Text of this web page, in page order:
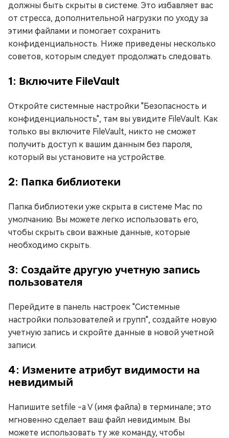
должны быть скрыты в системе. Это избавляет вас
от стресса, дополнительной нагрузки по уходу за
этими файлами и помогает сохранить
конфиденциальность. Ниже приведены несколько
советов, которым следует продолжать следовать.
1: Включите FileVault
Откройте системные настройки "Безопасность и
конфиденциальность", там вы увидите FileVault. Как
только вы включите FileVault, никто не сможет
получить доступ к вашим данным без пароля,
который вы установите на устройстве.
2: Папка библиотеки
Папка библиотеки уже скрыта в системе Mac по
умолчанию. Вы можете легко использовать его,
чтобы скрыть свои важные данные, которые
необходимо скрыть.
3: Создайте другую учетную запись
пользователя
Перейдите в панель настроек "Системные
настройки пользователей и групп", создайте новую
учетную запись и скройте данные в новой учетной
записи.
4: Измените атрибут видимости на
невидимый
Напишите setfile -a V (имя файла) в терминале; это
мгновенно сделает ваш файл невидимым. Вы
можете использовать ту же команду, чтобы